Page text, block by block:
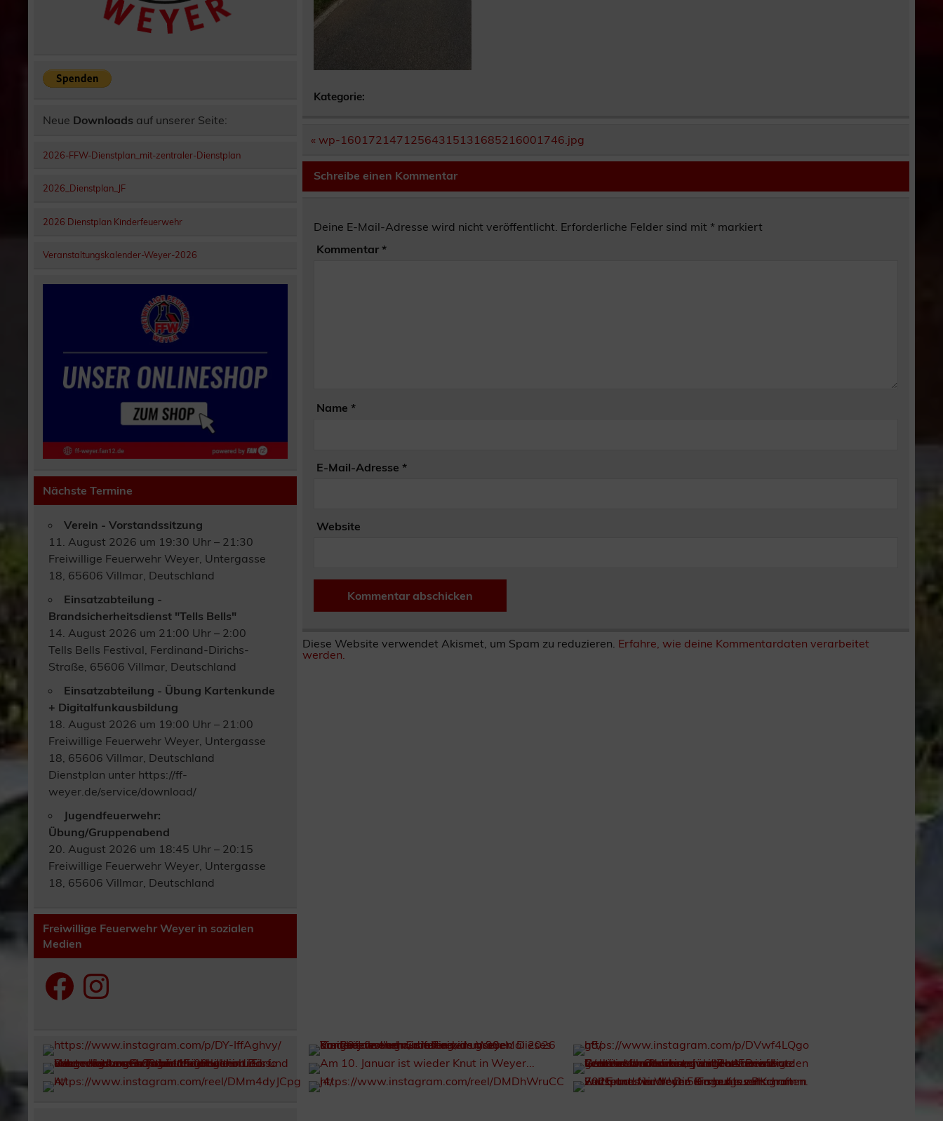
Kategorie:
Beitragsnavigation
« wp-16017214712564315131685216001746.jpg
Schreibe einen Kommentar
Deine E-Mail-Adresse wird nicht veröffentlicht. Erforderliche Felder sind mit *markiert
Kommentar*
Name*
E-Mail-Adresse*
Website
Diese Website verwendet Akismet, um Spam zu reduzieren. Erfahre, wie deine Kommentardaten verarbeitet
werden.
Neue Downloads auf unserer Seite:
2026-FFW-Dienstplan_mit-zentraler-Dienstplan
2026_Dienstplan_JF
2026 Dienstplan Kinderfeuerwehr
Veranstaltungskalender-Weyer-2026
Nächste Termine
Verein - Vorstandssitzung
11. August 2026 um 19:30 Uhr – 21:30
Freiwillige Feuerwehr Weyer, Untergasse
18, 65606 Villmar, Deutschland
Einsatzabteilung -
Brandsicherheitsdienst "Tells Bells"
14. August 2026 um 21:00 Uhr – 2:00
Tells Bells Festival, Ferdinand-Dirichs-
Straße, 65606 Villmar, Deutschland
Einsatzabteilung - Übung Kartenkunde
+ Digitalfunkausbildung
18. August 2026 um 19:00 Uhr – 21:00
Freiwillige Feuerwehr Weyer, Untergasse
18, 65606 Villmar, Deutschland
Dienstplan unter https://ff-
weyer.de/service/download/
Jugendfeuerwehr:
Übung/Gruppenabend
20. August 2026 um 18:45 Uhr – 20:15
Freiwillige Feuerwehr Weyer, Untergasse
18, 65606 Villmar, Deutschland
Freiwillige Feuerwehr Weyer in sozialen
Medien
FacebookInstagram